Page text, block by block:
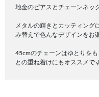
地金のピアスとチェーンネッ
メタルの輝きとカッティング
み替えで色んなデザインをお
45cmのチェーンはゆとりを
との重ね着けにもオススメです